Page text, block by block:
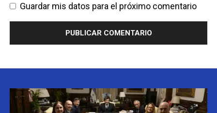
Guardar mis datos para el próximo comentario